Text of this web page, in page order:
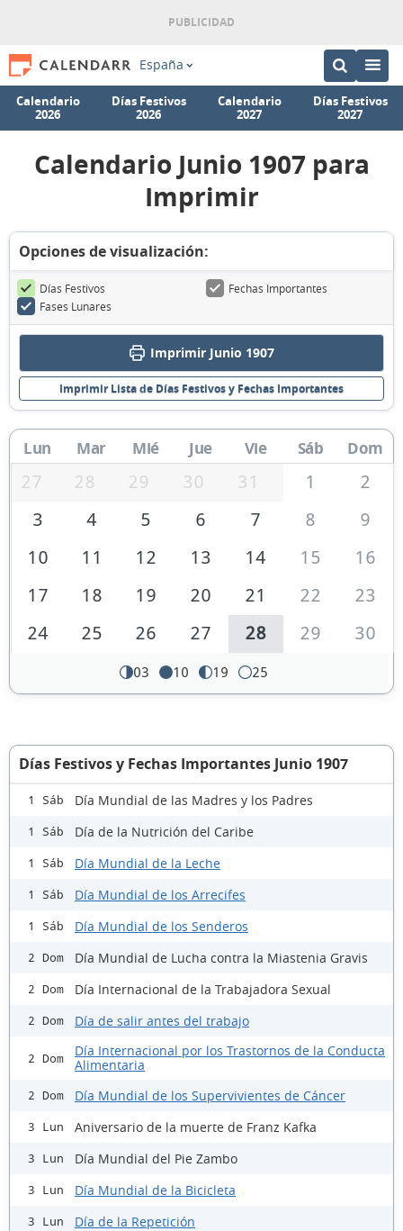
España
Calendario
2026
Días Festivos
2026
Calendario
2027
Días Festivos
2027
Calendario Junio 1907 para
Imprimir
Opciones de visualización:
Días Festivos
Fechas Importantes
Fases Lunares
Imprimir Junio 1907
Imprimir Lista de Días Festivos y Fechas Importantes
Lun Mar Mié Jue Vie Sáb Dom
27 28 29 30 31 1
2
3
4 5 6 7 8
9
10
11 12 13 14 15
16
17
18 19 20 21 22
23
24
25 26 27 28 29 30
03 10 19 25
Días Festivos y Fechas Importantes Junio 1907
1 Sáb Día Mundial de las Madres y los Padres
1 Sáb Día de la Nutrición del Caribe
1 Sáb Día Mundial de la Leche
1 Sáb Día Mundial de los Arrecifes
1 Sáb Día Mundial de los Senderos
2 Dom Día Mundial de Lucha contra la Miastenia Gravis
2 Dom Día Internacional de la Trabajadora Sexual
2 Dom Día de salir antes del trabajo
2 Dom
Día Internacional por los Trastornos de la Conducta
Alimentaria
2 Dom Día Mundial de los Supervivientes de Cáncer
3 Lun Aniversario de la muerte de Franz Kafka
3 Lun Día Mundial del Pie Zambo
3 Lun Día Mundial de la Bicicleta
3 Lun Día de la Repetición